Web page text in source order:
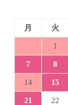
月
火
1
7 8
14 15
21 22